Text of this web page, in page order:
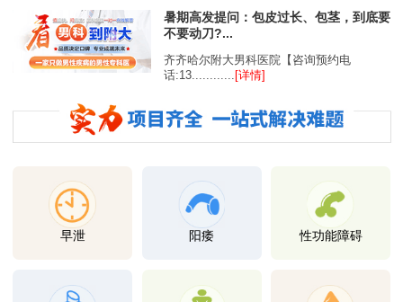
暑期高发提问：包皮过长、包茎，到底要
不要动刀?...
齐齐哈尔附大男科医院【咨询预约电
话:13............
[详情]
早泄 阳痿 性功能障碍